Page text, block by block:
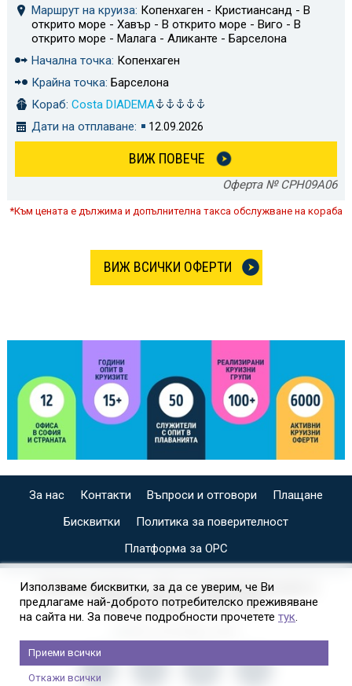
Маршрут на круиза: Копенхаген - Кристиансанд - В
открито море - Хавър - В открито море - Виго - В
открито море - Малага - Аликанте - Барселона
Начална точка: Копенхаген
Крайна точка: Барселона
Кораб: Costa DIADEMA
Дати на отплаване:
12.09.2026
ВИЖ ПОВЕЧЕ
Оферта № CPH09A06
*Към цената е дължима и допълнителна такса обслужване на кораба
ВИЖ ВСИЧКИ ОФЕРТИ
За нас Контакти Въпроси и отговори
Плащане
Бисквитки
Политика за поверителност
Платформа за ОРС
СПЕЦИАЛИЗИРАН САЙТ ЗА ИНДИВИДУАЛНИ И
ОРГАНИЗИРАНИ КРУИЗИ НА
Използваме бисквитки, за да се уверим, че Ви
предлагаме най-доброто потребителско преживяване
на сайта ни. За повече подробности прочетете тук.
Приеми всички
Откажи всички